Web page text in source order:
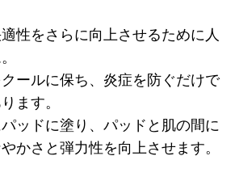
性をさらに向上させるために人
ールに保ち、炎症を防ぐだけで
ます。
ッドに塗り、パッドと肌の間に
かさと弾力性を向上させます。